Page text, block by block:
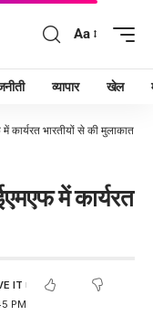
Aa
व्यापार खेल
भारतीयों से की मुलाकात
में कार्यरत
PM